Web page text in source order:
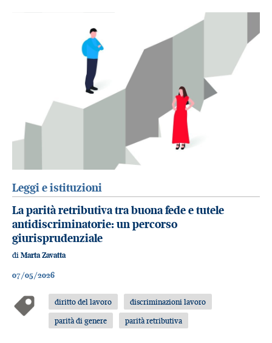
Leggi e istituzioni
La parità retributiva tra buona fede e tutele
antidiscriminatorie: un percorso
giurisprudenziale
di Marta Zavatta
07/05/2026
diritto del lavoro
discriminazioni lavoro
parità di genere
parità retributiva